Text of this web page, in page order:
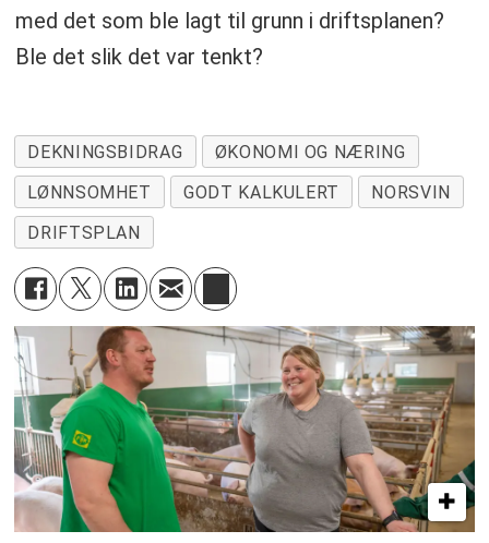
med det som ble lagt til grunn i driftsplanen?
Ble det slik det var tenkt?
DEKNINGSBIDRAG
ØKONOMI OG NÆRING
LØNNSOMHET
GODT KALKULERT
NORSVIN
DRIFTSPLAN